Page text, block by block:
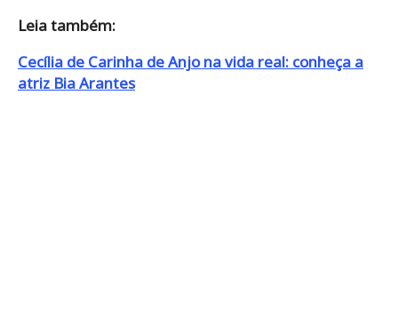
Leia também:
Cecília de Carinha de Anjo na vida real: conheça a
atriz Bia Arantes